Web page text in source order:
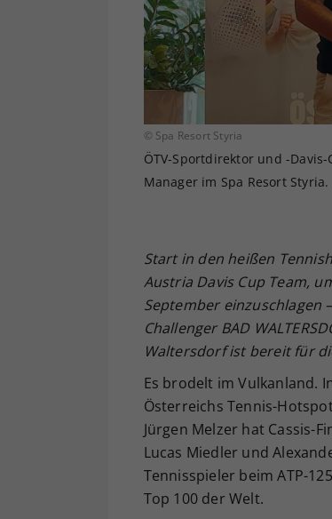
© Spa Resort Styria
ÖTV-Sportdirektor und -
Manager im Spa Resort Styria.
Start in den heißen
Austria Davis Cup Team,
September einzuschlagen
Challenger BAD
Waltersdorf ist bereit für
Es brodelt im Vulkanland.
Österreichs Tennis-
Jürgen Melzer hat Cassis-
Lucas Miedler und
Tennisspieler beim ATP-
Top 100 der Welt.